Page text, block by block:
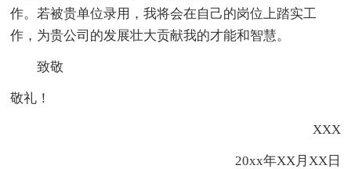
作。若被贵单位录用，我将会在自己的岗位上踏实工
作，为贵公司的发展壮大贡献我的才能和智慧。
致敬
敬礼！
XXX
20xx年XX月XX日